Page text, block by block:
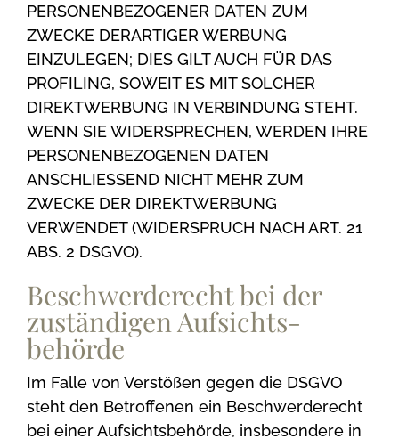
PERSONENBEZOGENER DATEN ZUM
ZWECKE DERARTIGER WERBUNG
EINZULEGEN; DIES GILT AUCH FÜR DAS
PROFILING, SOWEIT ES MIT SOLCHER
DIREKTWERBUNG IN VERBINDUNG STEHT.
WENN SIE WIDERSPRECHEN, WERDEN IHRE
PERSONENBEZOGENEN DATEN
ANSCHLIESSEND NICHT MEHR ZUM
ZWECKE DER DIREKTWERBUNG
VERWENDET (WIDERSPRUCH NACH ART. 21
ABS. 2 DSGVO).
Beschwerde­recht bei der
zuständigen Aufsichts­
behörde
Im Falle von Verstößen gegen die DSGVO
steht den Betroffenen ein Beschwerderecht
bei einer Aufsichtsbehörde, insbesondere in